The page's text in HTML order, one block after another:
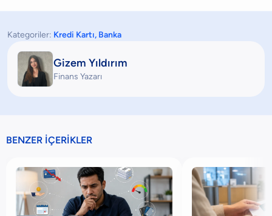
Kategoriler: Kredi Kartı, Banka
Gizem Yıldırım
Finans Yazarı
BENZER İÇERİKLER